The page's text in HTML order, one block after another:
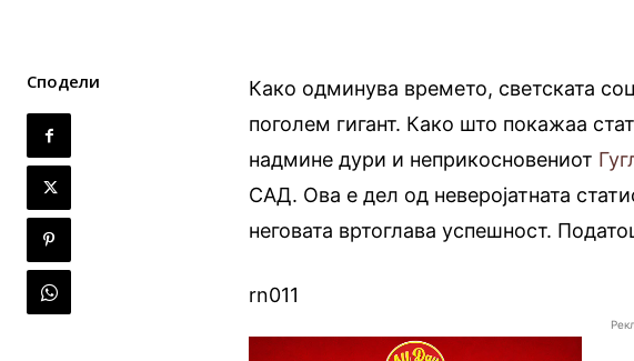
Сподели Како одминува времето, светската
поголем гигант. Како што покажаа
надмине дури и неприкосновениот
САД. Ова е дел од неверојатната
неговата вртоглава успешност.
rn011